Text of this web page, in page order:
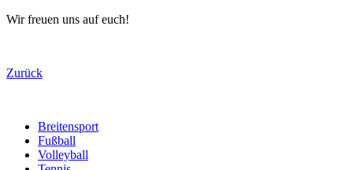
Wir freuen uns auf euch!
Zurück
Breitensport
Fußball
Volleyball